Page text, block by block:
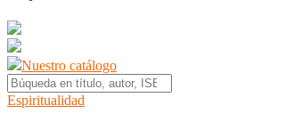
Nuestro catálogo
Espiritualidad